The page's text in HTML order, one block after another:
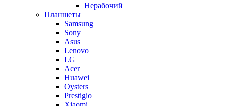
Нерабочий
Планшеты
Samsung
Sony
Asus
Lenovo
LG
Acer
Huawei
Oysters
Prestigio